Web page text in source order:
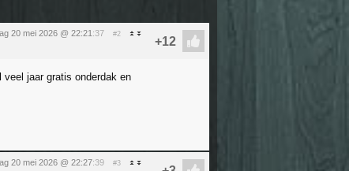
20 mei 2026 @ 22:21 :37 #2
jaar gratis onderdak en
20 mei 2026 @ 22:27:39 #3